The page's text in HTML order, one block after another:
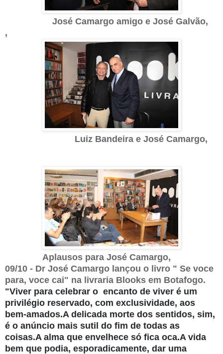
José Camargo amigo e José Galvão,
,
Luiz Bandeira e José Camargo,
Aplausos para José Camargo,
09/10 - Dr José Camargo lançou o livro " Se voce
para, voce cai" na livraria Blooks em Botafogo.
"Viver para celebrar o encanto de viver é um
privilégio reservado, com exclusividade, aos
bem-amados.A delicada morte dos sentidos, sim,
é o anúncio mais sutil do fim de todas as
coisas.A alma que envelhece só fica oca.A vida
bem que podia, esporadicamente, dar uma